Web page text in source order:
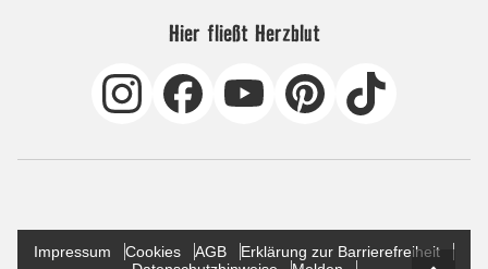
Hier fließt Herzblut
Impressum Cookies AGB
Erklärung zur Barrierefreiheit